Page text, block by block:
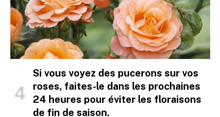
Si vous voyez des pucerons sur vos
roses, faites-le dans les prochaines
24 heures pour éviter les floraisons
de fin de saison.